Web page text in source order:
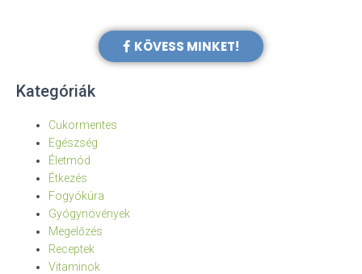
KÖVESS MINKET!
Kategóriák
Cukormentes
Egészség
Életmód
Étkezés
Fogyókúra
Gyógynövények
Megelőzés
Receptek
Vitaminok